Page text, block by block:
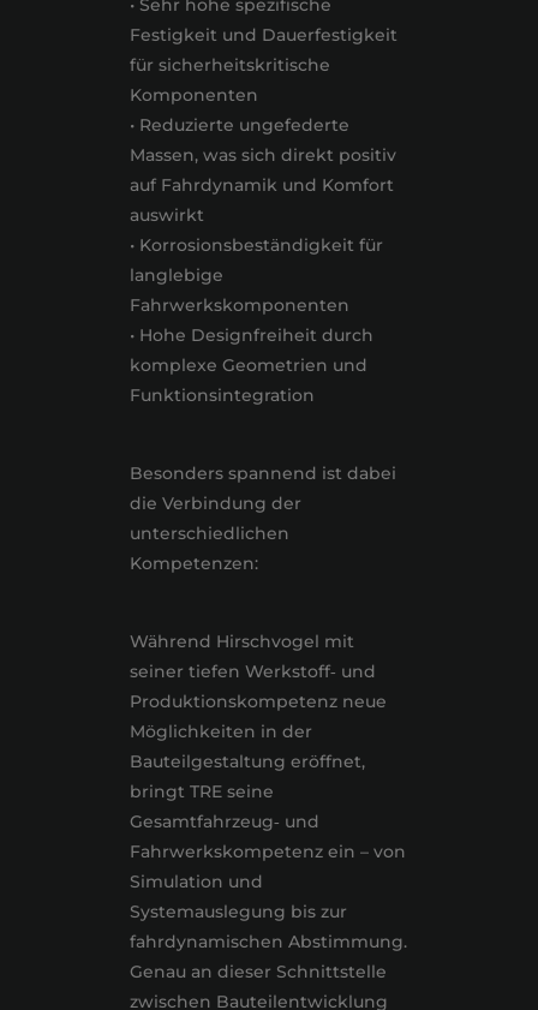
• Sehr hohe spezifische
Festigkeit und Dauerfestigkeit
für sicherheitskritische
Komponenten
• Reduzierte ungefederte
Massen, was sich direkt positiv
auf Fahrdynamik und Komfort
auswirkt
• Korrosionsbeständigkeit für
langlebige
Fahrwerkskomponenten
• Hohe Designfreiheit durch
komplexe Geometrien und
Funktionsintegration
Besonders spannend ist dabei
die Verbindung der
unterschiedlichen
Kompetenzen:
Während Hirschvogel mit
seiner tiefen Werkstoff‑ und
Produktionskompetenz neue
Möglichkeiten in der
Bauteilgestaltung eröffnet,
bringt TRE seine
Gesamtfahrzeug‑ und
Fahrwerkskompetenz ein – von
Simulation und
Systemauslegung bis zur
fahrdynamischen Abstimmung.
Genau an dieser Schnittstelle
zwischen Bauteilentwicklung